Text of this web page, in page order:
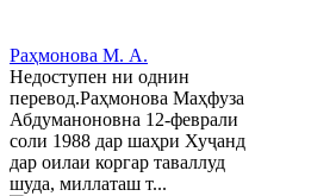
Раҳмонова М. А.
Недоступен ни однин
перевод.Раҳмонова Маҳфуза
Абдуманоновна 12-феврали
соли 1988 дар шаҳри Хуҷанд
дар оилаи коргар таваллуд
шуда, миллаташ т...